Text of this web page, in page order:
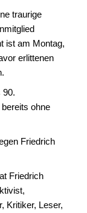
traurige
ist am Montag,
erlittenen
90.
ohne
Friedrich
Friedrich
Kritiker, Leser,